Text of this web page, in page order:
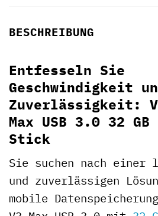
BESCHREIBUNG
Entfesseln Sie
Geschwindigkeit
Zuverlässigkeit:
Max USB 3.0 32
Stick
Sie suchen nach einer
und zuverlässigen
mobile